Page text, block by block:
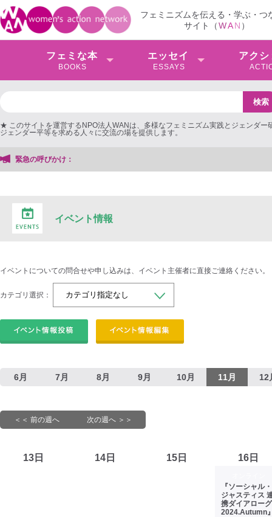
フェミニズムを伝える・学ぶ・つ
サイト（WAN ）
フェミな本
BOOKS
エッセイ
ESSAYS
アクシ
★ このサイトを運営するNPO法人WANは、多様なフェミニズム実践とジェンダー
ジェンダー平等を求める人々に交流の場を提供します。
緊急の呼びかけ：
イベント情報
イベントについての問合せや申し込みは、イベント主催者に直接ご連絡ください。
カテゴリ選択：
6月 7月 8月 9月 10月 11月 12
＜＜ 前の週へ 次の週へ ＞＞
13日 14日 15日 16日
『ソーシャル・
ジャスティス
携ダイアローグ
2024.Autumn